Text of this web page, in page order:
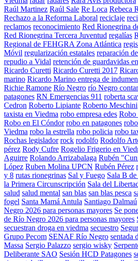
Raúl Martinez Raúl Sale Re Loca Rebeca
Rechazo a la Reforma Laboral reciclaje
reclamos reconocimiento Red Rionegrina
Red Rionegrina Tercera Juventud regalías
Regional de FEHGRA Zona Atlántica
Móvil regularización estatales reparación
repudio a Vidal retención de guardavidas
Ricardo Curetti Ricardo Curetti 2017
marino Ricardo Marino entrega de
Richie Ramone Río Negro río Negro
patagones RN Emergencias 911 roberta
Cedron Roberto Lipiante Roberto Meschini
taxista en Viedma robo empresa edes Robo
Robo en El Cóndor robo en patagones
Viedma robo la estrella robo policia robo
Rochas legislador rock rodolfo Rodolfo
pérez Rody Cufre Rogelio Frigerio en
Aguirre Rolando Arrizabalaga Rubén
López Ruben Molina UPCN Rubén Pérez
y 8 rutas rionegrinas Sal y Fuego Sala B
la Primera Circunscripción Sala del
salud salud mental san blas san blas pesca
fogel Santa Mamá Antula Santiago Dalmaú
Negro 2026 para personas mayores Se
de Río Negro 2026 para personas mayores
secuestran droga en viedma secuestro
Grupo Pecom SENAF Río Negro sentada
Massa Sergio Palazzo sergio wisky
Deliberante SAO Sesión HCD Patagones